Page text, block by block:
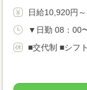
日給10,920円～
▼日勤 08：00
■交代制 ■シフ